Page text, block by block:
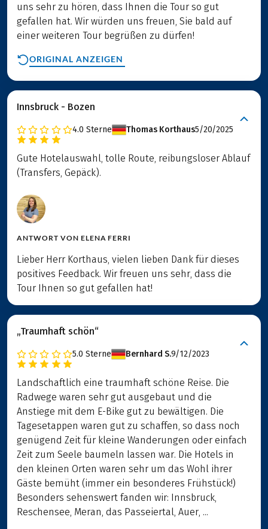
uns sehr zu hören, dass Ihnen die Tour so gut
gefallen hat. Wir würden uns freuen, Sie bald auf
einer weiteren Tour begrüßen zu dürfen!
ORIGINAL ANZEIGEN
Innsbruck - Bozen
4.0 Sterne Thomas Korthaus5/20/2025
Gute Hotelauswahl, tolle Route, reibungsloser Ablauf
(Transfers, Gepäck).
ANTWORT VON ELENA FERRI
Lieber Herr Korthaus, vielen lieben Dank für dieses
positives Feedback. Wir freuen uns sehr, dass die
Tour Ihnen so gut gefallen hat!
„Traumhaft schön“
5.0 Sterne Bernhard S.9/12/2023
Landschaftlich eine traumhaft schöne Reise. Die
Radwege waren sehr gut ausgebaut und die
Anstiege mit dem E-Bike gut zu bewältigen. Die
Tagesetappen waren gut zu schaffen, so dass noch
genügend Zeit für kleine Wanderungen oder einfach
Zeit zum Seele baumeln lassen war. Die Hotels in
den kleinen Orten waren sehr um das Wohl ihrer
Gäste bemüht (immer ein besonderes Frühstück!)
Besonders sehenswert fanden wir: Innsbruck,
Reschensee, Meran, das Passeiertal, Auer, ...